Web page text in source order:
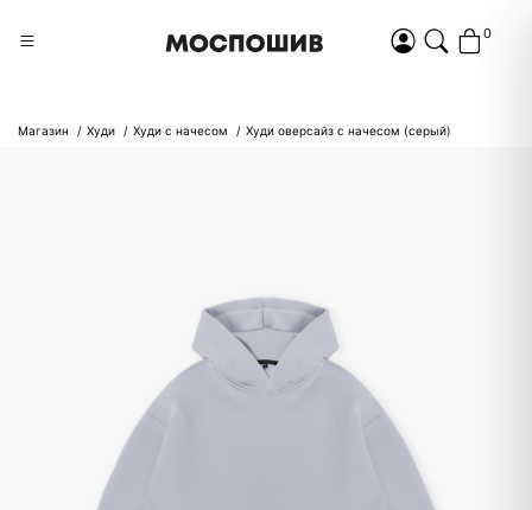
0
Магазин Худи Худи с начесом Худи оверсайз с начесом (серый)